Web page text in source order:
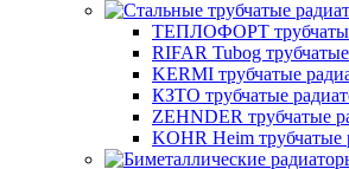
ТЕПЛОФОРТ
RIFAR Tubog
KERMI трубчатые
КЗТО трубчатые
ZEHNDER трубчатые
KOHR Heim трубчатые